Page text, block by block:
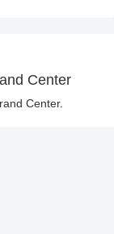
Center
Center.